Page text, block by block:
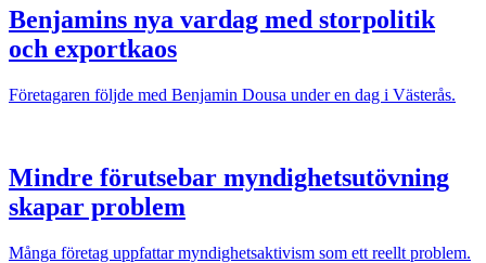
Benjamins nya vardag med storpolitik
och exportkaos
Företagaren följde med Benjamin Dousa under en dag i Västerås.
Mindre förutsebar myndighetsutövning
skapar problem
Många företag uppfattar myndighetsaktivism som ett reellt problem.